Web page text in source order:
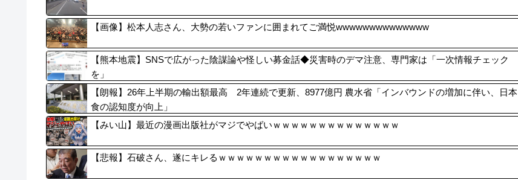
【画像】松本人志さん、大勢の若いファンに囲まれてご満悦wwwwwwwwwwwwww
【熊本地震】SNSで広がった陰謀論や怪しい募金話◆災害時のデマ注意、専門家は「一次情報チェック
を」
【朗報】26年上半期の輸出額最高 2年連続で更新、8977億円 農水省「インバウンドの増加に伴い、日本
食の認知度が向上」
【みい山】最近の漫画出版社がマジでやばいｗｗｗｗｗｗｗｗｗｗｗｗｗｗ
【悲報】石破さん、遂にキレるｗｗｗｗｗｗｗｗｗｗｗｗｗｗｗｗｗｗ